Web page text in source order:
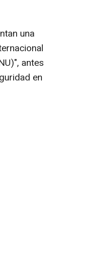
una
antes
en